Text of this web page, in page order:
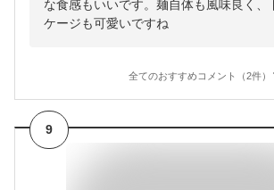
な食感もいいです。麺自体も風味良く、
ケージも可愛いですね
全てのおすすめコメント（2件）
9